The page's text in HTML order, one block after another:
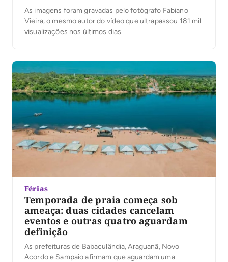
As imagens foram gravadas pelo fotógrafo Fabiano
Vieira, o mesmo autor do vídeo que ultrapassou 181 mil
visualizações nos últimos dias.
Férias
Temporada de praia começa sob
ameaça: duas cidades cancelam
eventos e outras quatro aguardam
definição
As prefeituras de Babaçulândia, Araguanã, Novo
Acordo e Sampaio afirmam que aguardam uma